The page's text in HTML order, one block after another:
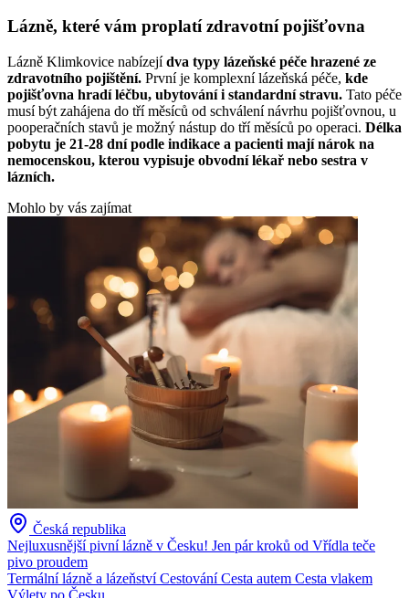
Lázně, které vám proplatí zdravotní pojišťovna
Lázně Klimkovice nabízejídva typy lázeňské péče hrazené ze
zdravotního pojištění. První je komplexní lázeňská péče, kde
pojišťovna hradí léčbu, ubytování i standardní stravu. Tato péče
musí být zahájena do tří měsíců od schválení návrhu pojišťovnou, u
pooperačních stavů je možný nástup do tří měsíců po operaci. Délka
pobytu je 21-28 dní podle indikace a pacienti mají nárok na
nemocenskou, kterou vypisuje obvodní lékař nebo sestra v
lázních.
Mohlo by vás zajímat
Česká republika
Nejluxusnější pivní lázně v Česku! Jen pár kroků od Vřídla teče
pivo proudem
Termální lázně a lázeňství CestováníCesta autem Cesta vlakem
Výlety po Česku